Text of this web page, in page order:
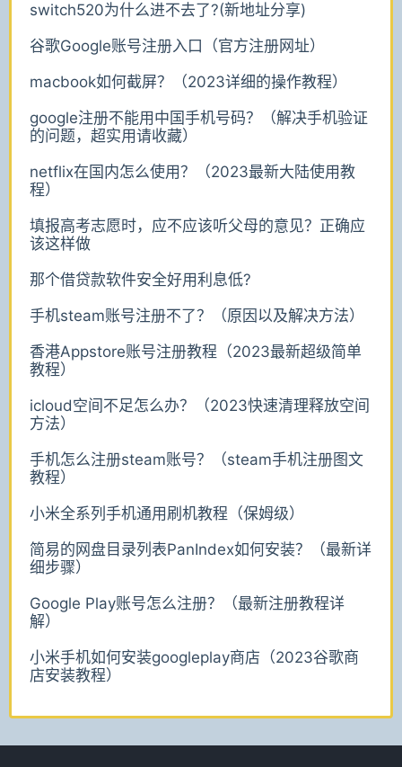
switch520为什么进不去了?(新地址分享)
谷歌Google账号注册入口（官方注册网址）
macbook如何截屏？（2023详细的操作教程）
google注册不能用中国手机号码？（解决手机验证
的问题，超实用请收藏）
netflix在国内怎么使用？（2023最新大陆使用教
程）
填报高考志愿时，应不应该听父母的意见？正确应
该这样做
那个借贷款软件安全好用利息低?
手机steam账号注册不了？（原因以及解决方法）
香港Appstore账号注册教程（2023最新超级简单
教程）
icloud空间不足怎么办？（2023快速清理释放空间
方法）
手机怎么注册steam账号？（steam手机注册图文
教程）
小米全系列手机通用刷机教程（保姆级）
简易的网盘目录列表PanIndex如何安装？（最新详
细步骤）
Google Play账号怎么注册？（最新注册教程详
解）
小米手机如何安装googleplay商店（2023谷歌商
店安装教程）